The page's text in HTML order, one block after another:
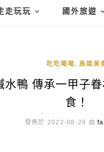
走玩玩 國外旅遊
吃吃喝喝 高雄美
水鴨 傳承一甲子
食！
發佈於 2022-08-28 由